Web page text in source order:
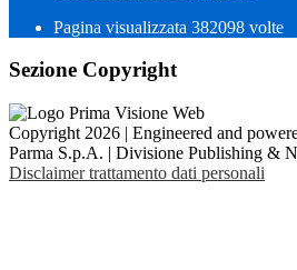
Pagina visualizzata 382098 volte
Sezione Copyright
Copyright 2026 | Engineered and
Parma S.p.A. | Divisione Publishing &
Disclaimer trattamento dati personali